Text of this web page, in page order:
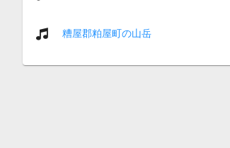
糟屋郡粕屋町の山岳